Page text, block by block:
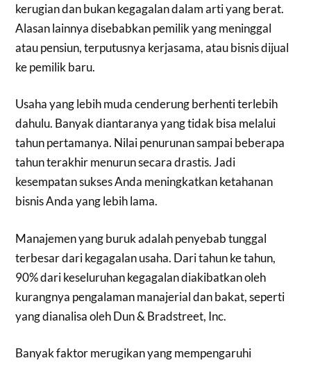
kerugian dan bukan kegagalan dalam arti yang berat.
Alasan lainnya disebabkan pemilik yang meninggal
atau pensiun, terputusnya kerjasama, atau bisnis dijual
ke pemilik baru.
Usaha yang lebih muda cenderung berhenti terlebih
dahulu. Banyak diantaranya yang tidak bisa melalui
tahun pertamanya. Nilai penurunan sampai beberapa
tahun terakhir menurun secara drastis. Jadi
kesempatan sukses Anda meningkatkan ketahanan
bisnis Anda yang lebih lama.
Manajemen yang buruk adalah penyebab tunggal
terbesar dari kegagalan usaha. Dari tahun ke tahun,
90% dari keseluruhan kegagalan diakibatkan oleh
kurangnya pengalaman manajerial dan bakat, seperti
yang dianalisa oleh Dun & Bradstreet, Inc.
Banyak faktor merugikan yang mempengaruhi